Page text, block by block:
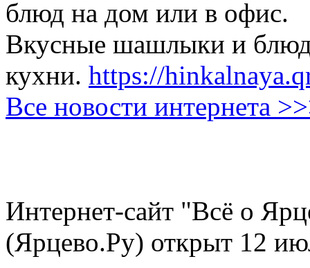
блюд на дом или в офис.
Вкусные шашлыки и
кухни. https://
Все новости интернета
Интернет-сайт "Всё о
(Ярцево.Ру) открыт 12